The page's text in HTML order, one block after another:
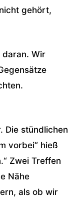
gehört,
Wir
Die stündlichen
vorbei“ hieß
Zwei Treffen
Nähe
als ob wir